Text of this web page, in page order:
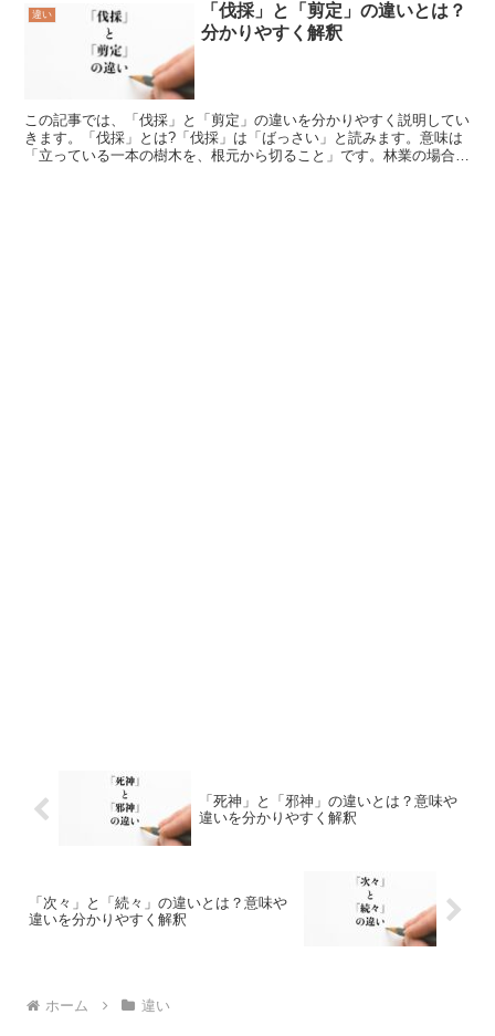
違い
「伐採」と「剪定」の違いとは？
分かりやすく解釈
この記事では、「伐採」と「剪定」の違いを分かりやすく説明してい
きます。「伐採」とは?「伐採」は「ばっさい」と読みます。意味は
「立っている一本の樹木を、根元から切ること」です。林業の場合
「死神」と「邪神」の違いとは？意味や
違いを分かりやすく解釈
「次々」と「続々」の違いとは？意味や
違いを分かりやすく解釈
ホーム 違い